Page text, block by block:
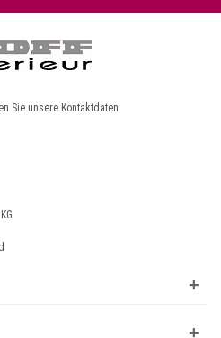
Sie unsere Kontaktdaten
+
+